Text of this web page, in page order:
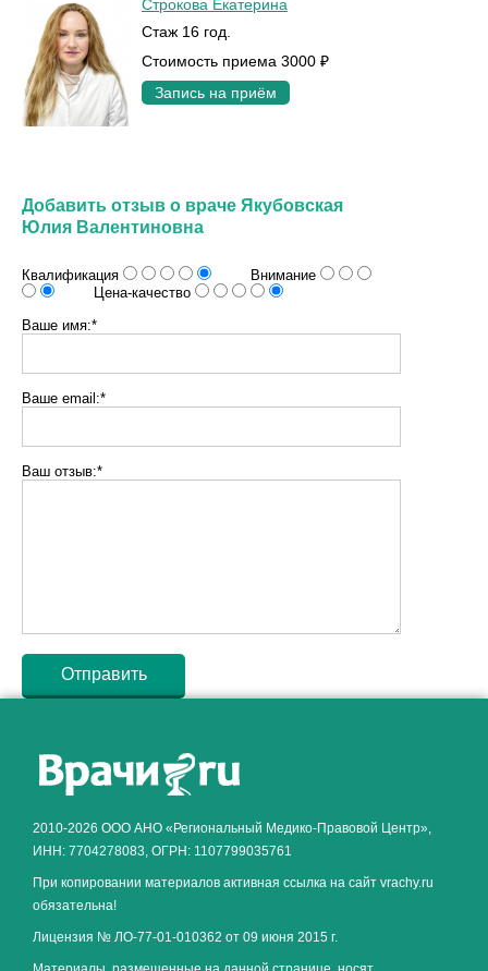
Строкова Екатерина
Стаж 16 год.
Стоимость приема 3000 ₽
Запись на приём
Добавить отзыв о враче Якубовская
Юлия Валентиновна
Квалификация
Внимание
Цена-качество
Ваше имя:*
Ваше email:*
Ваш отзыв:*
2010-2026 ООО АНО «Региональный Медико-Правовой Центр»,
ИНН: 7704278083, ОГРН: 1107799035761
При копировании материалов активная ссылка на сайт vrachy.ru
обязательна!
Лицензия № ЛО-77-01-010362 от 09 июня 2015 г.